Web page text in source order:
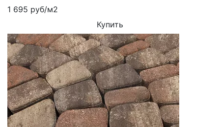
1 695 руб/м2
Купить